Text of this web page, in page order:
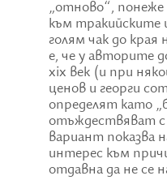
„отново“,
към
голям чак до края
е, че у авторите
xix век (и при
ценов и георги
определят като
отъждествяват с
вариант показва
интерес към
отдавна да не се